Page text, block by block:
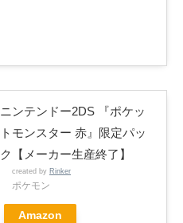
ニンテンドー2DS 『ポケッ
トモンスター 赤』限定パッ
ク【メーカー生産終了】
created by Rinker
ポケモン
Amazon